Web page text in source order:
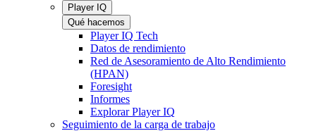
Player IQ
Qué hacemos
Player IQ Tech
Datos de rendimiento
Red de Asesoramiento de Alto Rendimiento
(HPAN)
Foresight
Informes
Explorar Player IQ
Seguimiento de la carga de trabajo